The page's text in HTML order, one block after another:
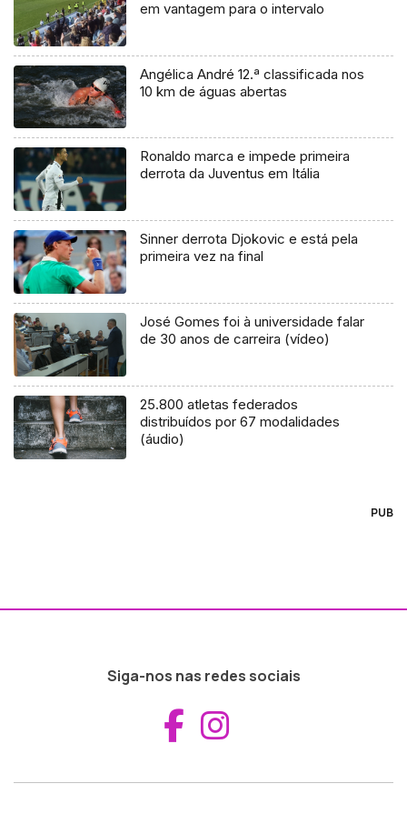
em vantagem para o intervalo
Angélica André 12.ª classificada nos
10 km de águas abertas
Ronaldo marca e impede primeira
derrota da Juventus em Itália
Sinner derrota Djokovic e está pela
primeira vez na final
José Gomes foi à universidade falar
de 30 anos de carreira (vídeo)
25.800 atletas federados
distribuídos por 67 modalidades
(áudio)
PUB
Siga-nos nas redes sociais
Aceder ao